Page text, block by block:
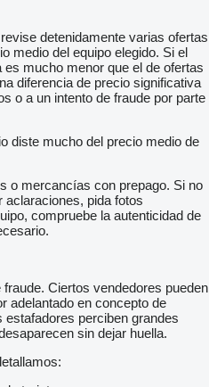
detenidamente varias ofertas
medio del equipo elegido. Si el
mucho menor que el de ofertas
diferencia de precio significativa
o a un intento de fraude por parte
diste mucho del precio medio de
o mercancías con prepago. Si no
aclaraciones, pida fotos
compruebe la autenticidad de
Ciertos vendedores pueden
adelantado en concepto de
perciben grandes
sin dejar huella.